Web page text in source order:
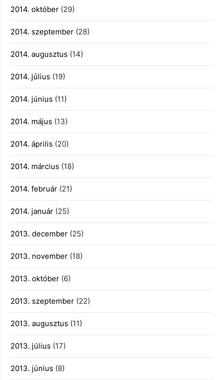
2014. október (29)
2014. szeptember (28)
2014. augusztus (14)
2014. július (19)
2014. június (11)
2014. május (13)
2014. április (20)
2014. március (18)
2014. február (21)
2014. január (25)
2013. december (25)
2013. november (18)
2013. október (6)
2013. szeptember (22)
2013. augusztus (11)
2013. július (17)
2013. június (8)